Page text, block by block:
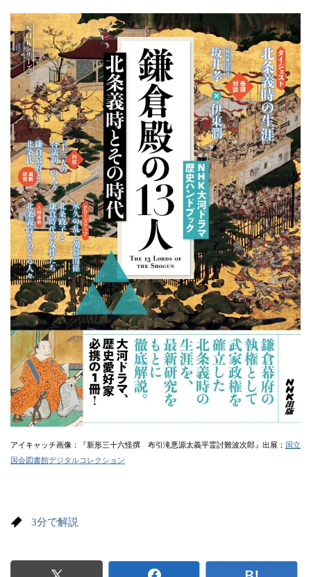
アイキャッチ画像：『新形三十六怪撰 布引滝悪源太義平霊討難波次郎』出展； 国立
国会図書館デジタルコレクション
3分で解説